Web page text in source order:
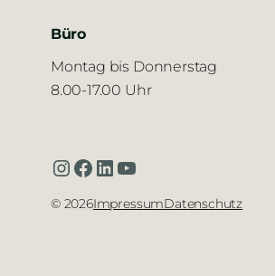
Büro
Montag bis Donnerstag
8.00-17.00 Uhr
InstagramFacebook LinkedIn YouTube
©2026ImpressumDatenschutz